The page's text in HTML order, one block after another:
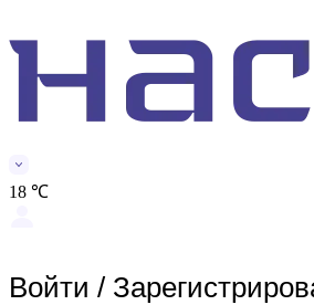
18 ℃
Войти /